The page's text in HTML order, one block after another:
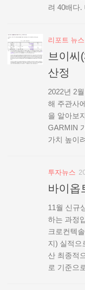
려 40배다.
리포트 뉴스
브이씨
산정
2022년 2
해 주관사
을 알아보
GARMIN
가치 높이
투자뉴스
바이옵
11월 신규
하는 과정
크로컨텍
지) 실적으
산 최종적
로 기준으